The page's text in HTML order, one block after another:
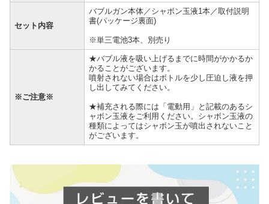
セット内容
バブルガン本体／シャボン玉液1本／取付説明
書(パッケージ裏面)
※単三電池3本、別売り
※ご注意※
★バブル液を吸い上げるまでに時間がかかるか
かることがございます。
噴射されない場合はボトルを少し圧迫し液を押
し出してみてください。
★補充される際には「電動用」と記載のあるシ
ャボン玉液をご利用ください。シャボン玉液の
種類によってはシャボン玉が噴出されないこと
がございます。